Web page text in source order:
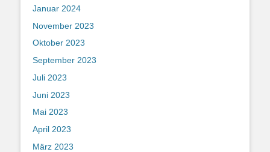
Januar 2024
November 2023
Oktober 2023
September 2023
Juli 2023
Juni 2023
Mai 2023
April 2023
März 2023